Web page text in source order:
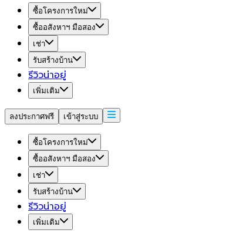
ซื้อโครงการใหม่
ซื้ออสังหาฯ มือสอง
เช่า
รับสร้างบ้าน
รีวิวน่าอยู่
เพิ่มเติม
ลงประกาศฟรี เข้าสู่ระบบ
ซื้อโครงการใหม่
ซื้ออสังหาฯ มือสอง
เช่า
รับสร้างบ้าน
รีวิวน่าอยู่
เพิ่มเติม